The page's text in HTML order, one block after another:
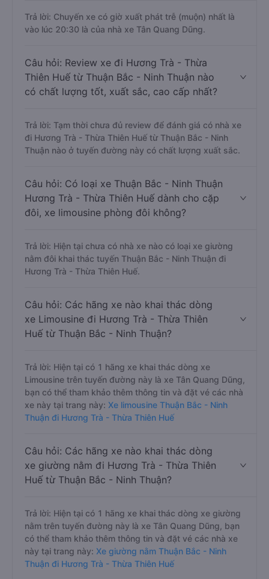
Trả lời: Chuyến xe có giờ xuất phát trễ (muộn) nhất là
vào lúc 20:30 là của nhà xe Tân Quang Dũng.
Câu hỏi: Review xe đi Hương Trà - Thừa
Thiên Huế từ Thuận Bắc - Ninh Thuận nào
có chất lượng tốt, xuất sắc, cao cấp nhất?
Trả lời: Tạm thời chưa đủ review để đánh giá có nhà xe
đi Hương Trà - Thừa Thiên Huế từ Thuận Bắc - Ninh
Thuận nào ở tuyến đường này có chất lượng xuất sắc.
Câu hỏi: Có loại xe Thuận Bắc - Ninh Thuận
Hương Trà - Thừa Thiên Huế dành cho cặp
đôi, xe limousine phòng đôi không?
Trả lời: Hiện tại chưa có nhà xe nào có loại xe giường
nằm đôi khai thác tuyến Thuận Bắc - Ninh Thuận đi
Hương Trà - Thừa Thiên Huế.
Câu hỏi: Các hãng xe nào khai thác dòng
xe Limousine đi Hương Trà - Thừa Thiên
Huế từ Thuận Bắc - Ninh Thuận?
Trả lời: Hiện tại có 1 hãng xe khai thác dòng xe
Limousine trên tuyến đường này là xe Tân Quang Dũng,
bạn có thể tham khảo thêm thông tin và đặt vé các nhà
xe này tại trang này: Xe limousine Thuận Bắc - Ninh
Thuận đi Hương Trà - Thừa Thiên Huế
Câu hỏi: Các hãng xe nào khai thác dòng
xe giường nằm đi Hương Trà - Thừa Thiên
Huế từ Thuận Bắc - Ninh Thuận?
Trả lời: Hiện tại có 1 hãng xe khai thác dòng xe giường
nằm trên tuyến đường này là xe Tân Quang Dũng, bạn
có thể tham khảo thêm thông tin và đặt vé các nhà xe
này tại trang này: Xe giường nằm Thuận Bắc - Ninh
Thuận đi Hương Trà - Thừa Thiên Huế